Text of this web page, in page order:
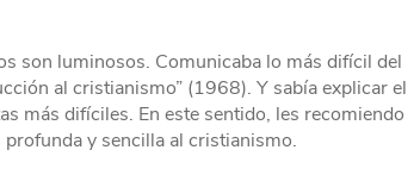
son luminosos. Comunicaba lo más difícil del
al cristianismo” (1968). Y sabía explicar el
más difíciles. En este sentido, les recomiendo
y sencilla al cristianismo.